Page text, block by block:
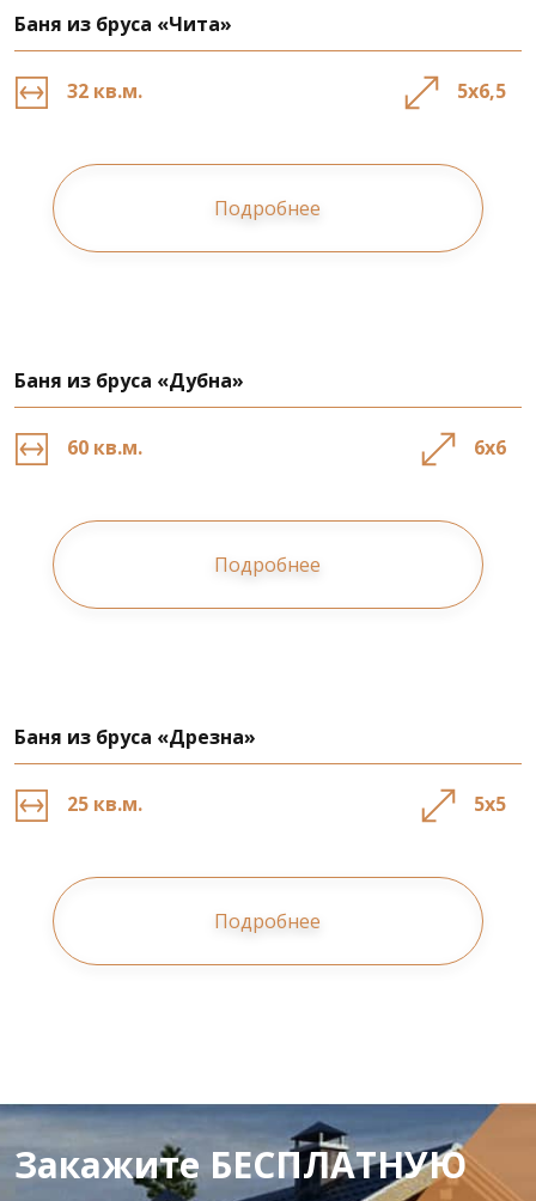
Баня из бруса «Чита»
32 кв.м. 5х6,5
Подробнее
Баня из бруса «Дубна»
60 кв.м. 6х6
Подробнее
Баня из бруса «Дрезна»
25 кв.м. 5х5
Подробнее
Закажите БЕСПЛАТНУЮ